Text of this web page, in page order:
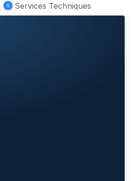
Services Techniques